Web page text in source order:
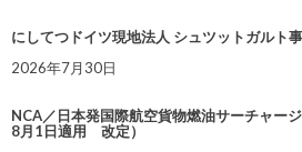
にしてつドイツ現地法人 シュツットガルト
2026年7月30日
NCA／日本発国際航空貨物燃油サーチャー
8月1日適用 改定）